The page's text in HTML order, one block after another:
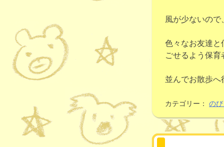
風が少ないの
色々なお友達と
ごせるよう保
並んでお散歩へ
カテゴリー： の